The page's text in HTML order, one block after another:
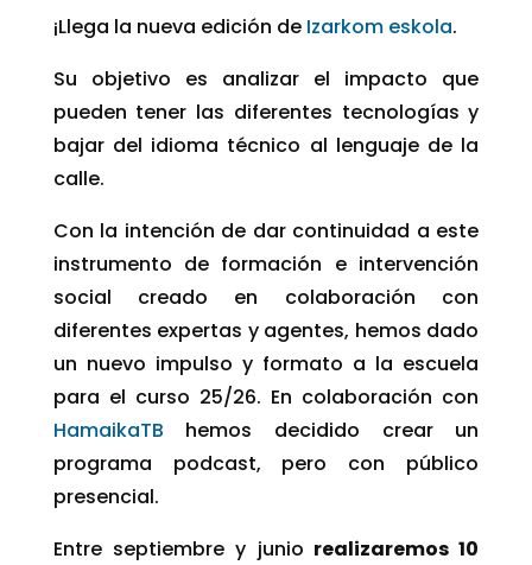
¡Llega la nueva edición de Izarkom eskola.
Su objetivo es analizar el impacto que
pueden tener las diferentes tecnologías y
bajar del idioma técnico al lenguaje de la
calle.
Con la intención de dar continuidad a este
instrumento de formación e intervención
social creado en colaboración con
diferentes expertas y agentes, hemos dado
un nuevo impulso y formato a la escuela
para el curso 25/26. En colaboración con
HamaikaTB hemos decidido crear un
programa podcast, pero con público
presencial.
Entre septiembre y junio realizaremos 10